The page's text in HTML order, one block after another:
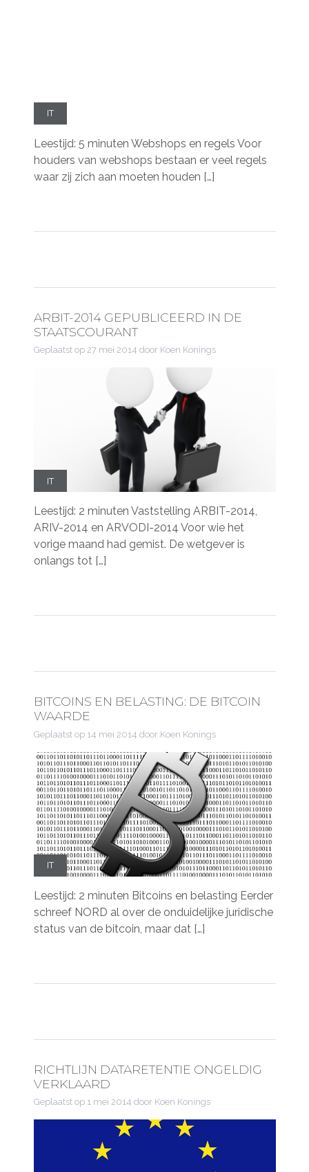
IT
Leestijd: 5 minuten Webshops en regels Voor
houders van webshops bestaan er veel regels
waar zij zich aan moeten houden […]
ARBIT-2014 GEPUBLICEERD IN DE
STAATSCOURANT
Geplaatst op 27 mei 2014 door Koen Konings
IT
Leestijd: 2 minuten Vaststelling ARBIT-2014,
ARIV-2014 en ARVODI-2014 Voor wie het
vorige maand had gemist. De wetgever is
onlangs tot […]
BITCOINS EN BELASTING: DE BITCOIN
WAARDE
Geplaatst op 14 mei 2014 door Koen Konings
IT
Leestijd: 2 minuten Bitcoins en belasting Eerder
schreef NORD al over de onduidelijke juridische
status van de bitcoin, maar dat […]
RICHTLIJN DATARETENTIE ONGELDIG
VERKLAARD
Geplaatst op 1 mei 2014 door Koen Konings